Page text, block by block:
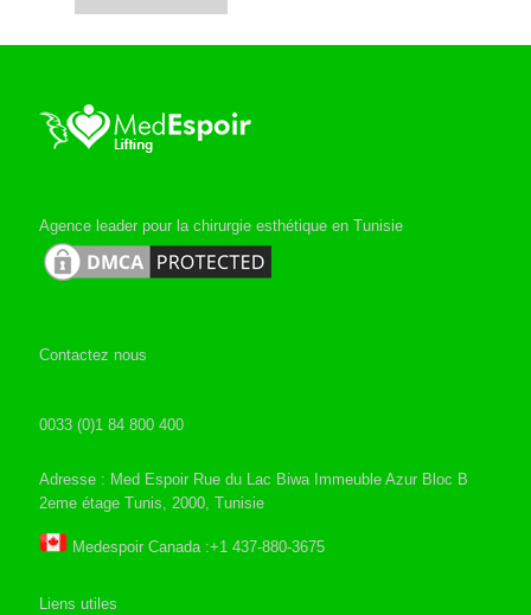
Agence leader pour la chirurgie esthétique en Tunisie
Contactez nous
0033 (0)1 84 800 400
Adresse : Med Espoir Rue du Lac Biwa Immeuble Azur Bloc B
2eme étage Tunis, 2000, Tunisie
Medespoir Canada :+1 437-880-3675
Liens utiles